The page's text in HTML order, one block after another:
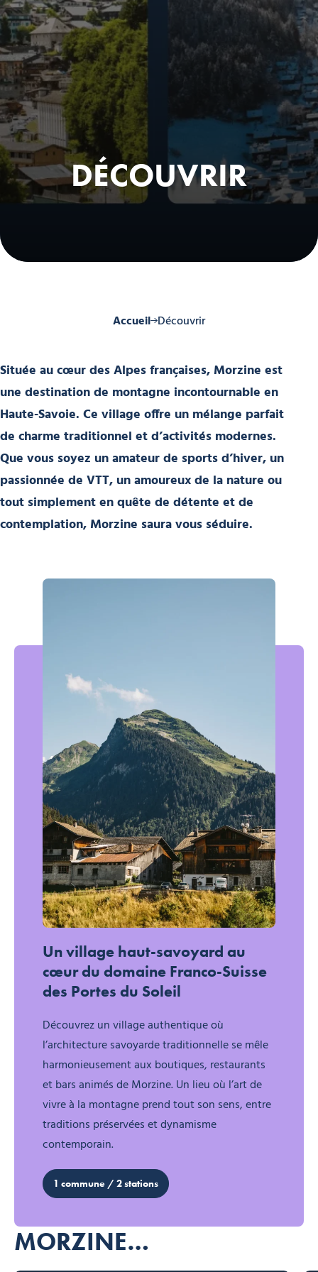
DÉCOUVRIR
Accueil Découvrir
Située au cœur des Alpes françaises, Morzine est
une destination de montagne incontournable en
Haute-Savoie. Ce village offre un mélange parfait
de charme traditionnel et d’activités modernes.
Que vous soyez un amateur de sports d’hiver, un
passionnée de VTT, un amoureux de la nature ou
tout simplement en quête de détente et de
contemplation, Morzine saura vous séduire.
Un village haut-savoyard au
cœur du domaine Franco-Suisse
des Portes du Soleil
Découvrez un village authentique où
l’architecture savoyarde traditionnelle se mêle
harmonieusement aux boutiques, restaurants
et bars animés de Morzine. Un lieu où l’art de
vivre à la montagne prend tout son sens, entre
traditions préservées et dynamisme
contemporain.
1 commune / 2 stations
MORZINE…